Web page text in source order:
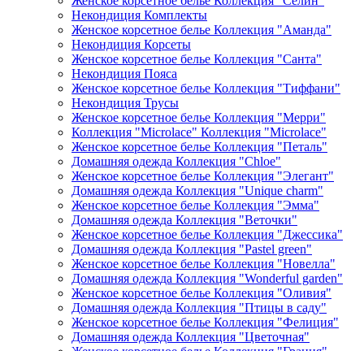
Некондиция Комплекты
Женское корсетное белье Коллекция "Аманда"
Некондиция Корсеты
Женское корсетное белье Коллекция "Санта"
Некондиция Пояса
Женское корсетное белье Коллекция "Тиффани"
Некондиция Трусы
Женское корсетное белье Коллекция "Мерри"
Коллекция "Microlace" Коллекция "Microlace"
Женское корсетное белье Коллекция "Петаль"
Домашняя одежда Коллекция "Chloe"
Женское корсетное белье Коллекция "Элегант"
Домашняя одежда Коллекция "Unique charm"
Женское корсетное белье Коллекция "Эмма"
Домашняя одежда Коллекция "Веточки"
Женское корсетное белье Коллекция "Джессика"
Домашняя одежда Коллекция "Pastel green"
Женское корсетное белье Коллекция "Новелла"
Домашняя одежда Коллекция "Wonderful garden"
Женское корсетное белье Коллекция "Оливия"
Домашняя одежда Коллекция "Птицы в саду"
Женское корсетное белье Коллекция "Фелиция"
Домашняя одежда Коллекция "Цветочная"